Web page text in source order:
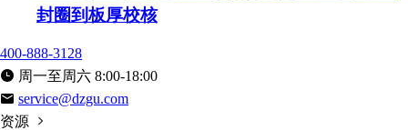
封圈到板厚校核
400-888-3128
周一至周六 8:00-18:00
service@dzgu.com
资源